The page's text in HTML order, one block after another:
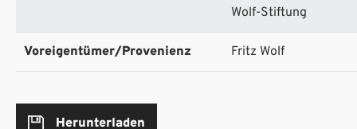
Wolf-Stiftung
Voreigentümer/Provenienz Fritz Wolf
Herunterladen